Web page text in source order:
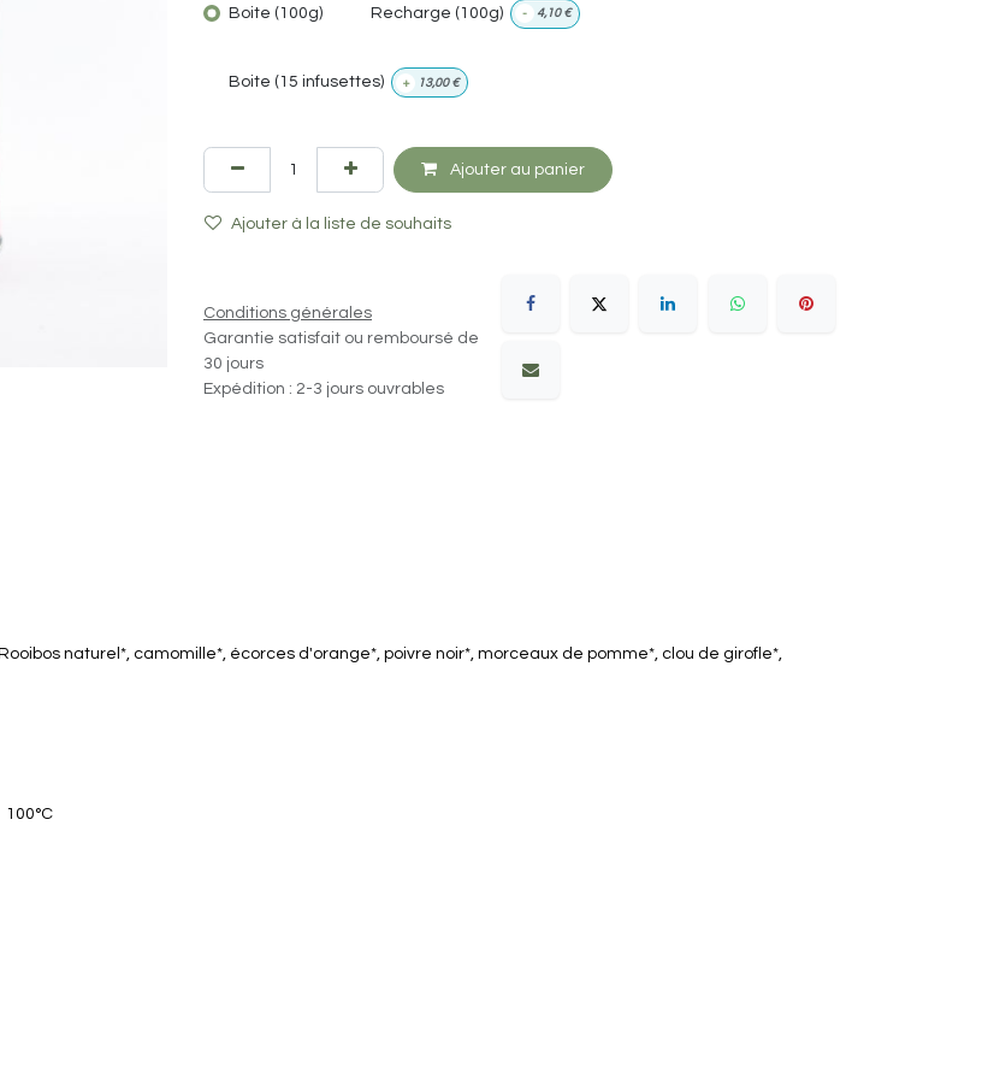
Boite (100g) Recharge (100g) - 4,10€
Boite (15 infusettes) + 13,00€
Ajouter au panier
Ajouter à la liste de souhaits
Conditions générales
Garantie satisfait ou remboursé de
30 jours
Expédition : 2-3 jours ouvrables
naturel*, camomille*, écorces d'orange*, poivre noir*, morceaux de pomme*, clou de girofle*,
100°C